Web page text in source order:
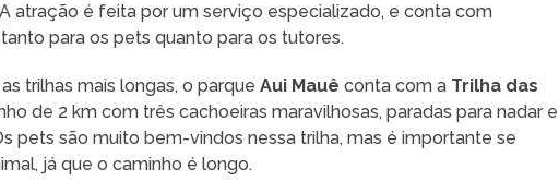
atração é feita por um serviço especializado, e conta com
para os pets quanto para os tutores.
trilhas mais longas, o parque Aui Mauê conta com a Trilha das
de 2 km com três cachoeiras maravilhosas, paradas para nadar e
pets são muito bem-vindos nessa trilha, mas é importante se
já que o caminho é longo.